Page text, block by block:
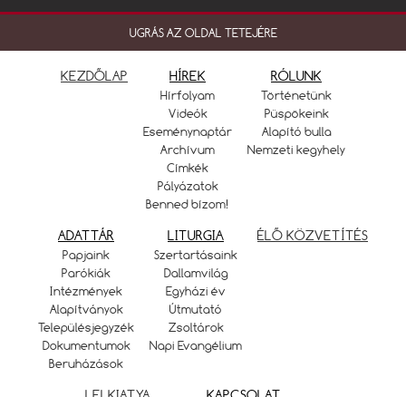
UGRÁS AZ OLDAL TETEJÉRE
KEZDŐLAP HÍREK
Hírfolyam
Videók
Eseménynaptár
Archívum
Címkék
Pályázatok
Benned bízom!
RÓLUNK
Történetünk
Püspökeink
Alapító bulla
Nemzeti kegyhely
ADATTÁR
Papjaink
Parókiák
Intézmények
Alapítványok
Településjegyzék
Dokumentumok
Beruházások
LITURGIA
Szertartásaink
Dallamvilág
Egyházi év
Útmutató
Zsoltárok
Napi Evangélium
ÉLŐ KÖZVETÍTÉS